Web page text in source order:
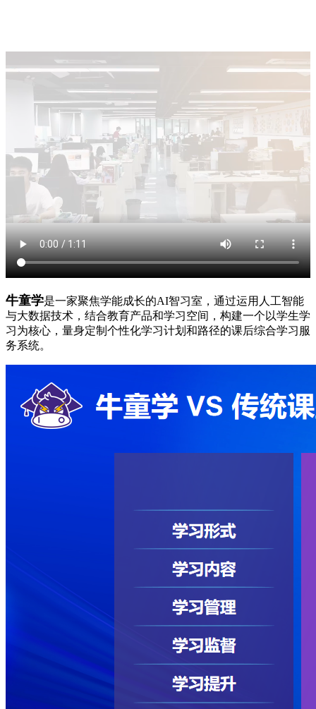
牛童学是一家聚焦学能成长的AI智习室，通过运用人工智能
与大数据技术，结合教育产品和学习空间，构建一个以学生学
习为核心，量身定制个性化学习计划和路径的课后综合学习服
务系统。